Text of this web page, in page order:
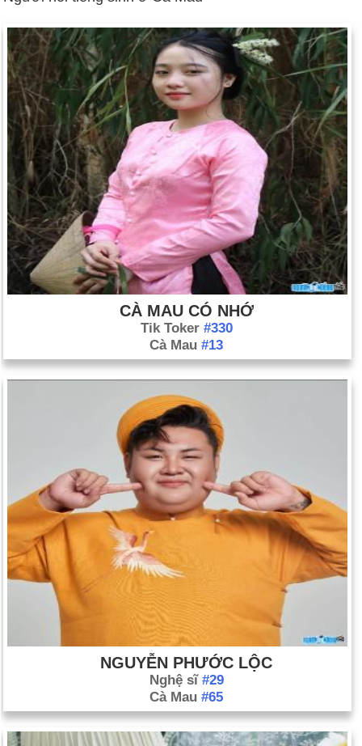
CÀ MAU CÓ NHỚ
Tik Toker #330
Cà Mau #13
NGUYỄN PHƯỚC LỘC
Nghệ sĩ #29
Cà Mau #65